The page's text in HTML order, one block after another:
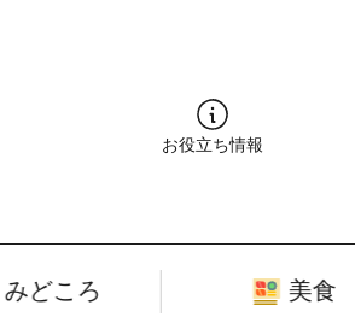
お役立ち情報
みどころ 美食